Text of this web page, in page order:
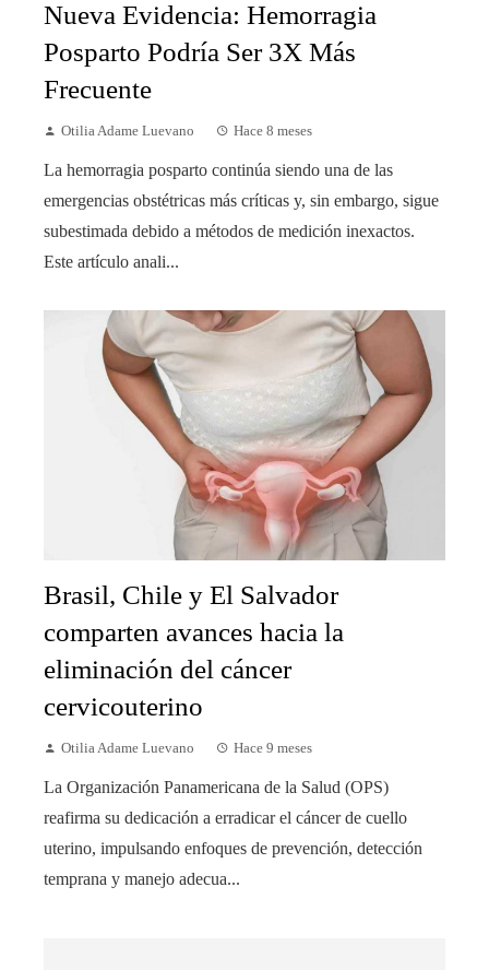
Nueva Evidencia: Hemorragia
Posparto Podría Ser 3X Más
Frecuente
Otilia Adame Luevano Hace 8 meses
La hemorragia posparto continúa siendo una de las
emergencias obstétricas más críticas y, sin embargo, sigue
subestimada debido a métodos de medición inexactos.
Este artículo anali...
Brasil, Chile y El Salvador
comparten avances hacia la
eliminación del cáncer
cervicouterino
Otilia Adame Luevano Hace 9 meses
La Organización Panamericana de la Salud (OPS)
reafirma su dedicación a erradicar el cáncer de cuello
uterino, impulsando enfoques de prevención, detección
temprana y manejo adecua...